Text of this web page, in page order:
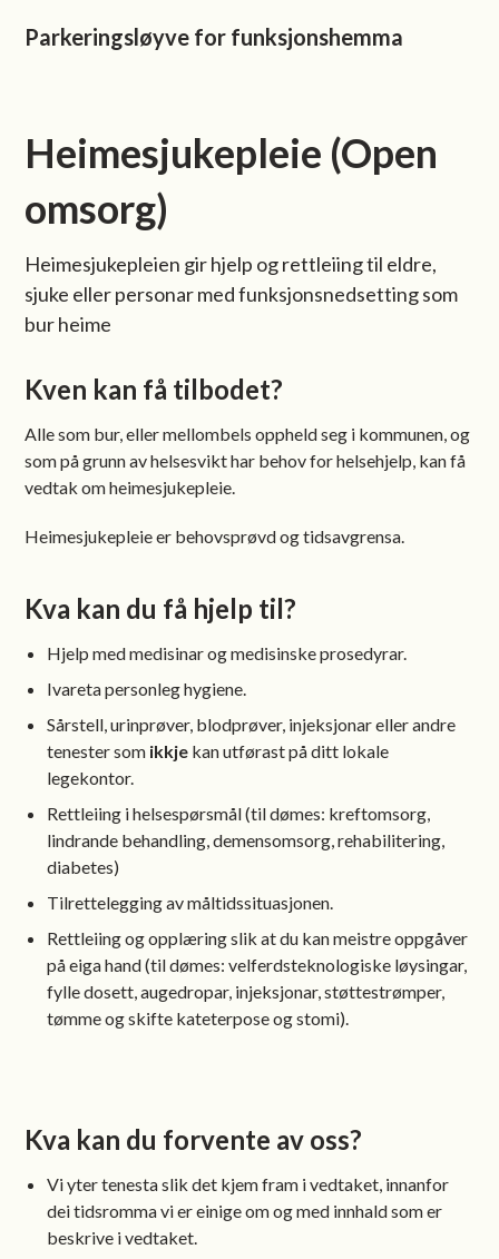
Parkeringsløyve for funksjonshemma
Heimesjukepleie (Open
omsorg)
Heimesjukepleien gir hjelp og rettleiing til eldre,
sjuke eller personar med funksjonsnedsetting som
bur heime
Kven kan få tilbodet?
Alle som bur, eller mellombels oppheld seg i kommunen, og
som på grunn av helsesvikt har behov for helsehjelp, kan få
vedtak om heimesjukepleie.
Heimesjukepleie er behovsprøvd og tidsavgrensa.
Kva kan du få hjelp til?
Hjelp med medisinar og medisinske prosedyrar.
Ivareta personleg hygiene.
Sårstell, urinprøver, blodprøver, injeksjonar eller andre
tenester som ikkje kan utførast på ditt lokale
legekontor.
Rettleiing i helsespørsmål (til dømes: kreftomsorg,
lindrande behandling, demensomsorg, rehabilitering,
diabetes)
Tilrettelegging av måltidssituasjonen.
Rettleiing og opplæring slik at du kan meistre oppgåver
på eiga hand (til dømes: velferdsteknologiske løysingar,
fylle dosett, augedropar, injeksjonar, støttestrømper,
tømme og skifte kateterpose og stomi).
Kva kan du forvente av oss?
Vi yter tenesta slik det kjem fram i vedtaket, innanfor
dei tidsromma vi er einige om og med innhald som er
beskrive i vedtaket.